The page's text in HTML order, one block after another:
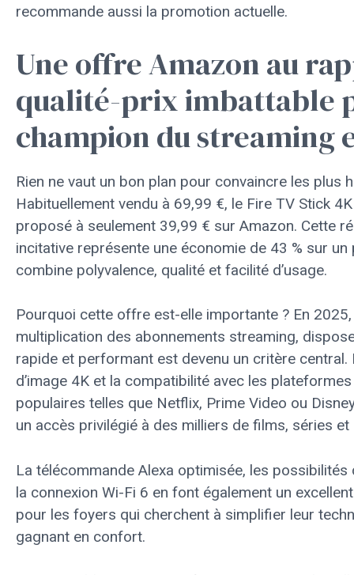
recommande aussi la promotion actuelle.
Une offre Amazon au
qualité-prix imbattable
champion du streaming
Rien ne vaut un bon plan pour convaincre les plus
Habituellement vendu à 69,99 €, le Fire TV Stick
proposé à seulement 39,99 € sur Amazon. Cette
incitative représente une économie de 43 % sur
combine polyvalence, qualité et facilité d’usage.
Pourquoi cette offre est-elle importante ? En
multiplication des abonnements streaming,
rapide et performant est devenu un critère central.
d’image 4K et la compatibilité avec les
populaires telles que Netflix, Prime Video ou
un accès privilégié à des milliers de films, séries
La télécommande Alexa optimisée, les
la connexion Wi-Fi 6 en font également un
pour les foyers qui cherchent à simplifier leur
gagnant en confort.